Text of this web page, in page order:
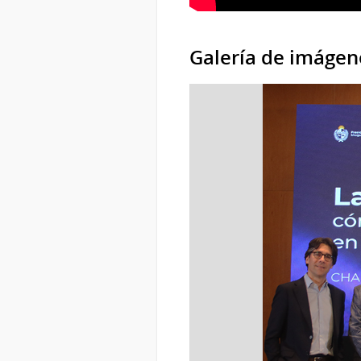
Galería de